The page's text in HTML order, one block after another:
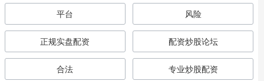
平台 风险
正规实盘配资 配资炒股论坛
合法 专业炒股配资